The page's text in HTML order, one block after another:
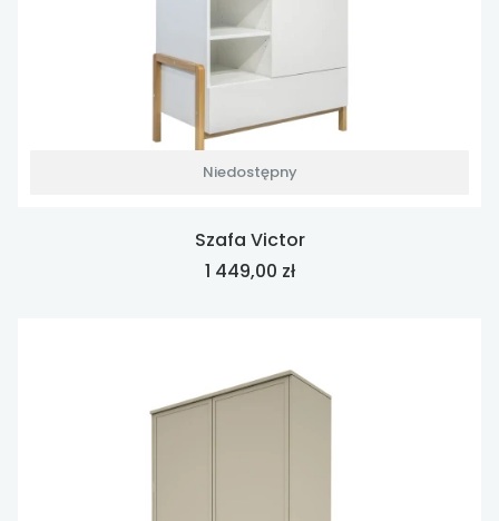
Niedostępny
Szafa Victor
Cena
1 449,00 zł